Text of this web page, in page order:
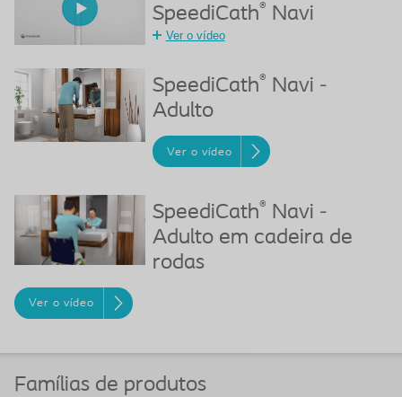
SpeediCath® Navi
Ver o vídeo
SpeediCath®
Navi -
Adulto
Ver o vídeo
SpeediCath®
Navi -
Adulto em cadeira de
rodas
Ver o vídeo
Famílias de produtos